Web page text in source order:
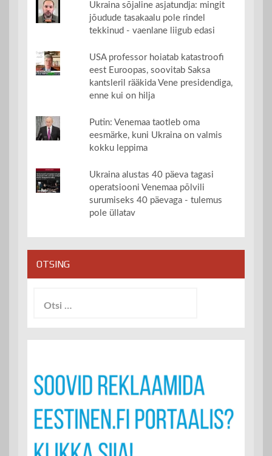
Ukraina sõjaline asjatundja: mingit
jõudude tasakaalu pole rindel
tekkinud - vaenlane liigub edasi
USA professor hoiatab katastroofi
eest Euroopas, soovitab Saksa
kantsleril rääkida Vene presidendiga,
enne kui on hilja
Putin: Venemaa taotleb oma
eesmärke, kuni Ukraina on valmis
kokku leppima
Ukraina alustas 40 päeva tagasi
operatsiooni Venemaa põlvili
surumiseks 40 päevaga - tulemus
pole üllatav
OTSING